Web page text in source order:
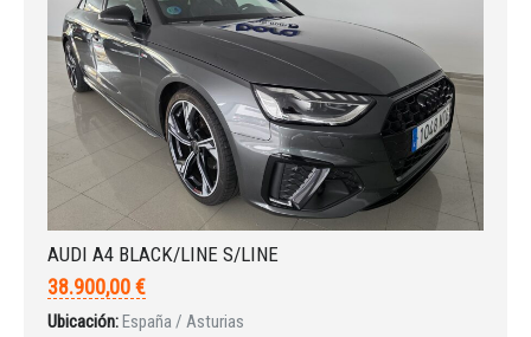
INICIAR SESIÓN
¿Ha olvidado la contraseña?
AUDI A4 BLACK/LINE S/LINE
38.900,00 €
Ubicación:España / Asturias